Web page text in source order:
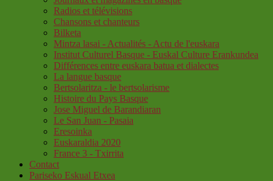
Radios et télévisions
Chansons et chanteurs
Bilketa
Mintza lasai - Actualités - Actu de l'euskara
Institut Culturel Basque - Euskal Culture Erankundea
Différences entre euskara batua et dialectes
La langue basque
Bertsolaritza - le bertsolarisme
Histoire du Pays Basque
Jose Miguel de Barandiaran
Le San Juan - Pasaia
Eresoinka
Euskaraldia 2020
France 3 - Txirrita
Contact
Pariseko Eskual Etxea